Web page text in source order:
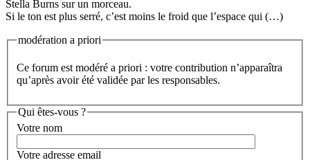
Stella Burns sur un morceau.
Si le ton est plus serré, c’est moins le froid que l’espace qui (…)
modération a priori
Ce forum est modéré a priori : votre contribution n’apparaîtra
qu’après avoir été validée par les responsables.
Qui êtes-vous ?
Votre nom
Votre adresse email